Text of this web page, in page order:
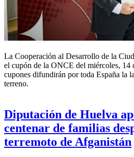
La Cooperación al Desarrollo de la
el cupón de la ONCE del miércoles, 14
cupones difundirán por toda España la
terreno.
Diputación de Huelva
centenar de familias
terremoto de Afganistán